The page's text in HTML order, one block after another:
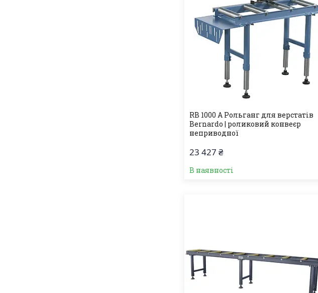
RB 1000 A Рольганг для верстатів
Bernardo | роликовий конвеєр
неприводної
23 427 ₴
В наявності